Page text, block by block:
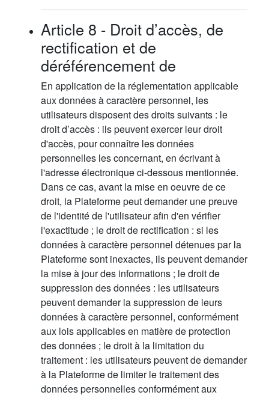
Article 8 - Droit d’accès, de
rectification et de
déréférencement de
En application de la réglementation applicable
aux données à caractère personnel, les
utilisateurs disposent des droits suivants : le
droit d’accès : ils peuvent exercer leur droit
d'accès, pour connaître les données
personnelles les concernant, en écrivant à
l'adresse électronique ci-dessous mentionnée.
Dans ce cas, avant la mise en oeuvre de ce
droit, la Plateforme peut demander une preuve
de l'identité de l'utilisateur afin d'en vérifier
l'exactitude ; le droit de rectification : si les
données à caractère personnel détenues par la
Plateforme sont inexactes, ils peuvent demander
la mise à jour des informations ; le droit de
suppression des données : les utilisateurs
peuvent demander la suppression de leurs
données à caractère personnel, conformément
aux lois applicables en matière de protection
des données ; le droit à la limitation du
traitement : les utilisateurs peuvent de demander
à la Plateforme de limiter le traitement des
données personnelles conformément aux